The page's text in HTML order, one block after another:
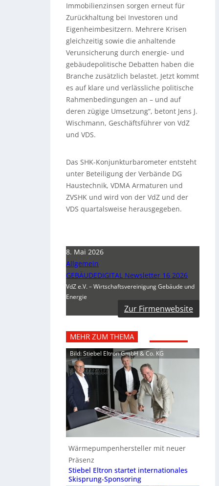
Immobilienzinsen sorgen erneut für
Zurückhaltung bei Investoren und
Eigenheimbesitzern. Mehrere Krisen
gleichzeitig sowie die anhaltende
Verunsicherung durch energie- und
gebäudepolitische Debatten haben die
Branche zusätzlich belastet. Jetzt kommt
es auf klare und verlässliche politische
Rahmenbedingungen an – und auf
deren zügige Umsetzung“, betont Jens J.
Wischmann, Geschäftsführer von VdZ
und VDS.
Das SHK-Konjunkturbarometer entsteht
unter Beteiligung der Verbände DG
Haustechnik, VDMA Armaturen und
ZVSHK und wird von der VdZ und der
VDS quartalsweise herausgegeben.
8. Mai 2026
Allgemein
GEBÄUDEDIGITAL Newsletter 16 2026
VdZ e.V. – Wirtschaftsvereinigung Gebäude und
Energie
Zur Firmenwebsite
MEHR ZUM THEMA
Bild: Stiebel Eltron GmbH & Co. KG
Wärmepumpenhersteller mit neuer
Präsenz
Stiebel Eltron startet internationales
Skisprung-Sponsoring